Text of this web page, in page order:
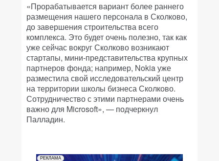
«Прорабатывается вариант более раннего
размещения нашего персонала в Сколково,
до завершения строительства всего
комплекса. Это будет очень полезно, так как
уже сейчас вокруг Сколково возникают
стартапы, мини-представительства крупных
партнеров фонда; например, Nokia уже
разместила свой исследовательский центр
на территории школы бизнеса Сколково.
Сотрудничество с этими партнерами очень
важно для Microsoft», — подчеркнул
Палладин.
РЕКЛАМА